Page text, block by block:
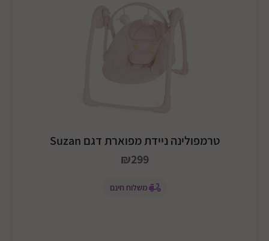
טרמפולינה ניידת מפוארת דגם Suzan
₪299
משלוח חינם